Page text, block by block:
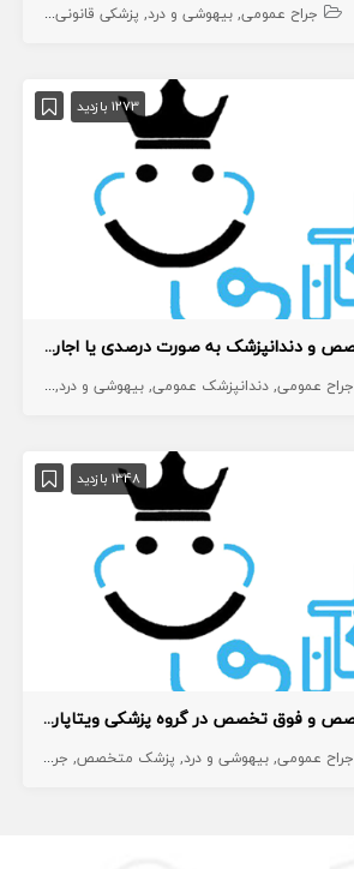
جراح عمومی بیهوشی و درد پزشکی قانونی و مسمومیت ها
1273 بازدید
نیازمند پزشکان متخصص و دندانپزشک به صورت درصدی یا اجاره مطب
جراح عمومی دندانپزشک عمومی بیهوشی و درد
1348 بازدید
نیازمند پزشکان متخصص و فوق تخصص در گروه پزشکی ویتاپارس
جراح عمومی بیهوشی و درد پزشک متخصص جراح